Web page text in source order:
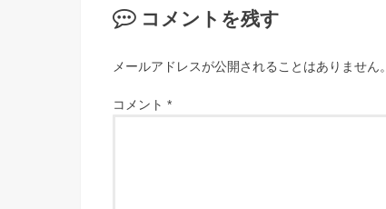
コメントを残す
メールアドレスが公開されることはありません。
コメント *